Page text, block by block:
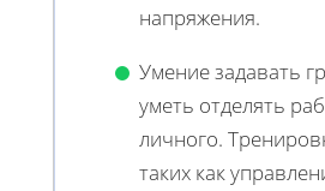
напряжения.
Умение задавать
уметь отделять
личного.
таких как